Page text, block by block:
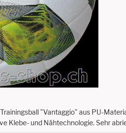
"Vantaggio" aus PU-
Klebe- und Nähtechnologie. Sehr